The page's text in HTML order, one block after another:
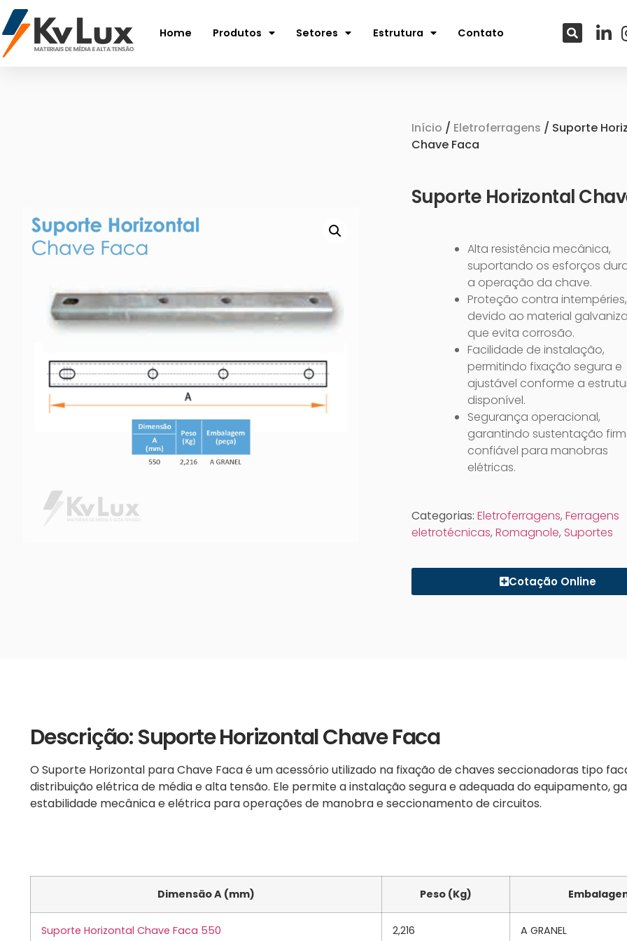
Home Produtos Setores Estrutura Contato
Início / Eletroferragens / Suporte
Chave Faca
Suporte Horizontal
Alta resistência mecânica,
suportando os esforços
a operação da chave.
Proteção contra intempéries,
devido ao material
que evita corrosão.
Facilidade de instalação,
permitindo fixação segura e
ajustável conforme a
disponível.
Segurança operacional,
garantindo sustentação
confiável para manobras
elétricas.
Categorias: Eletroferragens, Ferragens
eletrotécnicas, Romagnole, Suportes
Cotação Online
Descrição: Suporte Horizontal Chave Faca
O Suporte Horizontal para Chave Faca é um acessório utilizado na fixação de chaves seccionadoras tipo
distribuição elétrica de média e alta tensão. Ele permite a instalação segura e adequada do equipamento,
estabilidade mecânica e elétrica para operações de manobra e seccionamento de circuitos.
Dimensão A (mm) Peso (Kg)
Suporte Horizontal Chave Faca 550 2,216 A GRANEL